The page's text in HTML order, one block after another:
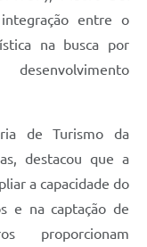
entre o
na busca por
de Turismo da
destacou que a
a capacidade do
e na captação de
proporcionam